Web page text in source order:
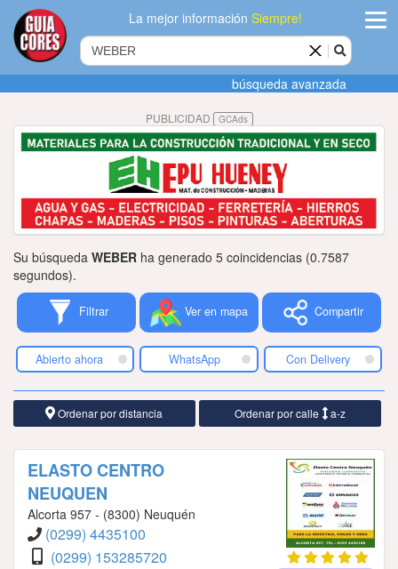
La mejor informaciónSiempre!
Agregar
empresa
datos
Publicidad
Tiendacores
Contactenos
búsqueda avanzada
PUBLICIDAD GCAds
Su búsqueda WEBER ha generado 5 coincidencias (0.7587
segundos).
Filtrar Ver en mapa Compartir
Abierto ahora WhatsApp Con Delivery
Ordenar por distancia Ordenar por calle a-z
ELASTO CENTRO
NEUQUEN
Alcorta 957 - (8300) Neuquén
(0299) 4435100
(0299) 153285720